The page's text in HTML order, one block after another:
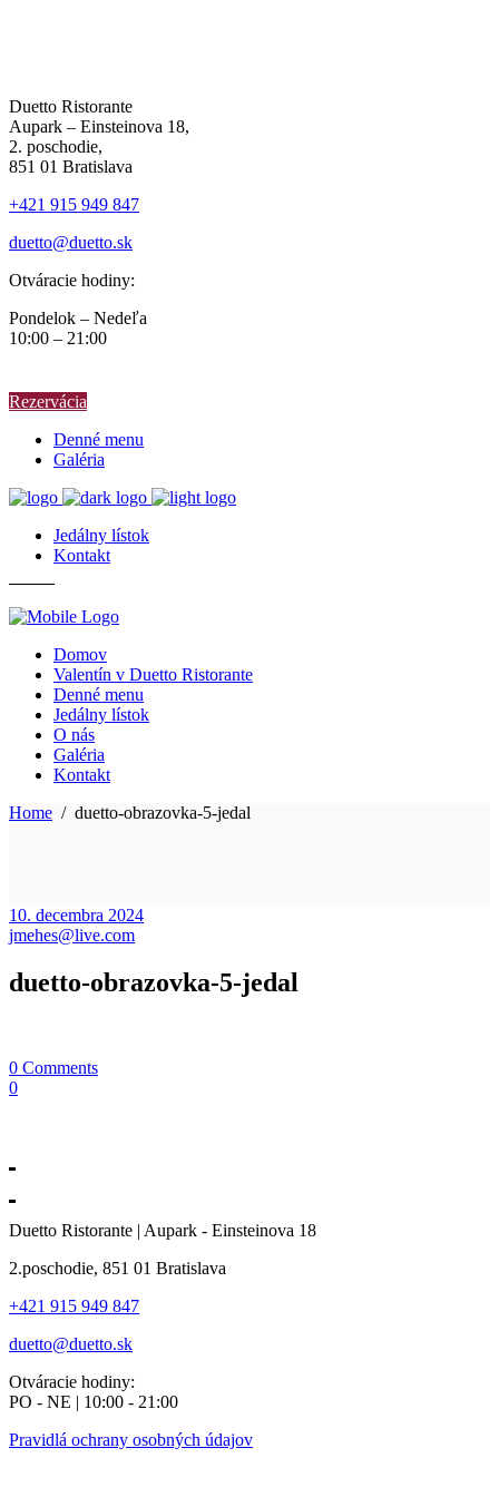
Duetto Ristorante
Aupark – Einsteinova 18,
2. poschodie,
851 01 Bratislava
+421 915 949 847
duetto@duetto.sk
Otváracie hodiny:
Pondelok – Nedeľa
10:00 – 21:00
Rezervácia
Denné menu
Galéria
Jedálny lístok
Kontakt
Domov
Valentín v Duetto Ristorante
Denné menu
Jedálny lístok
O nás
Galéria
Kontakt
Home / duetto-obrazovka-5-jedal
10. decembra 2024
jmehes@live.com
duetto-obrazovka-5-jedal
0 Comments
0
Duetto Ristorante | Aupark - Einsteinova 18
2.poschodie, 851 01 Bratislava
+421 915 949 847
duetto@duetto.sk
Otváracie hodiny:
PO - NE | 10:00 - 21:00
Pravidlá ochrany osobných údajov